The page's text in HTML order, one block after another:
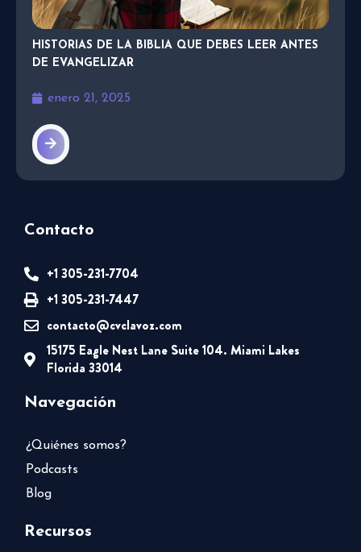
HISTORIAS DE LA BIBLIA QUE DEBES LEER ANTES
DE EVANGELIZAR
enero 21, 2025
Contacto
+1 305-231-7704
+1 305-231-7447
contacto@cvclavoz.com
15175 Eagle Nest Lane Suite 104. Miami Lakes
Florida 33014
Navegación
¿Quiénes somos?
Podcasts
Blog
Recursos